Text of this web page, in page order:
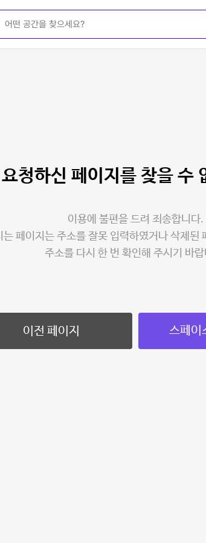
요청하신 페이지를 찾을 수
이용에 불편을 드려 죄송합니다.
는 페이지는 주소를 잘못 입력하였거나 삭제된
주소를 다시 한 번 확인해 주시기 바
이전 페이지 스페이